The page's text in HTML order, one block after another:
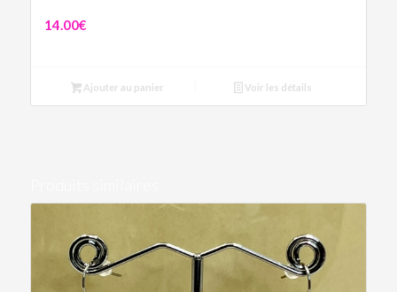
14.00€
Ajouter au panier Voir les détails